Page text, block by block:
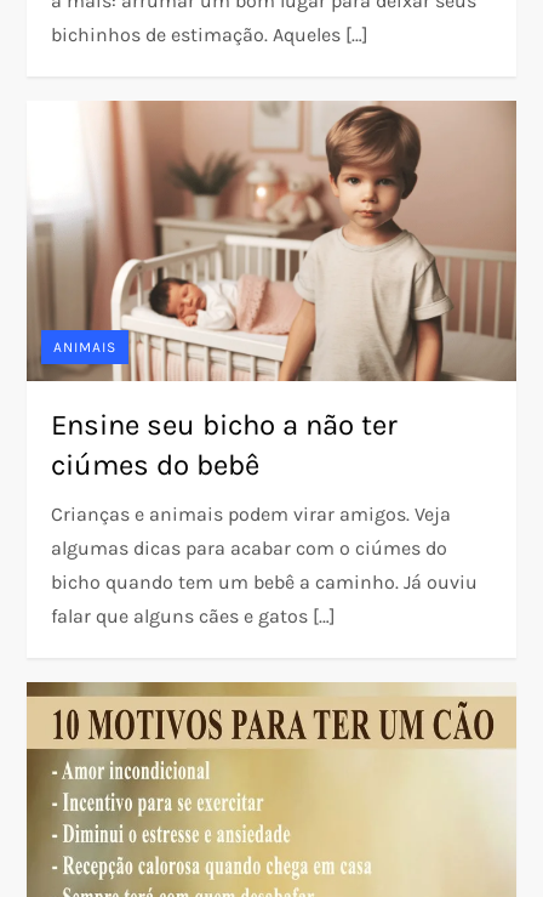
bichinhos de estimação. Aqueles […]
ANIMAIS
Ensine seu bicho a não ter
ciúmes do bebê
Crianças e animais podem virar amigos. Veja
algumas dicas para acabar com o ciúmes do
bicho quando tem um bebê a caminho. Já ouviu
falar que alguns cães e gatos […]